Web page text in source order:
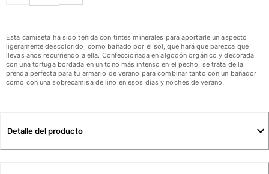
Partes de abajo
Ver todo Trajes de baño
Pret-a-porter
Vestidos
Esta camiseta ha sido teñida con tintes minerales para aportarle un aspecto
ligeramente descolorido, como bañado por el sol, que hará que parezca que
llevas años recurriendo a ella. Confeccionada en algodón orgánico y decorada
con una tortuga bordada en un tono más intenso en el pecho, se trata de la
prenda perfecta para tu armario de verano para combinar tanto con un bañador
como con una sobrecamisa de lino en esos días y noches de verano.
Detalle del producto